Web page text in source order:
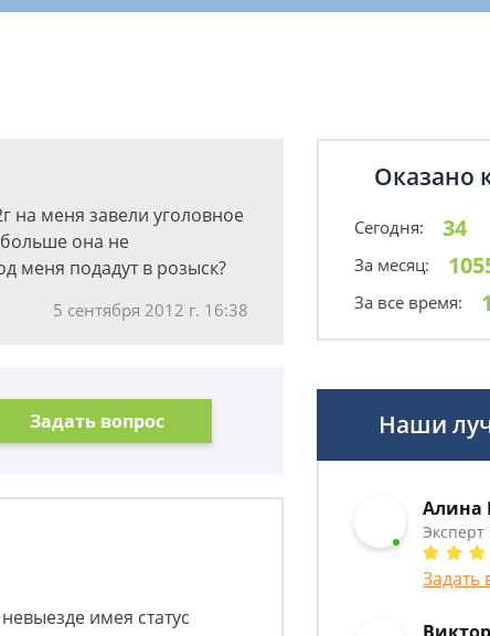
на меня завели уголовное
она не
меня подадут в розыск?
5 сентября 2012 г. 16:38
Задать вопрос
имея статус
Оказано
Сегодня: 34
За месяц:
За все время:
Наши
Алина
Задать